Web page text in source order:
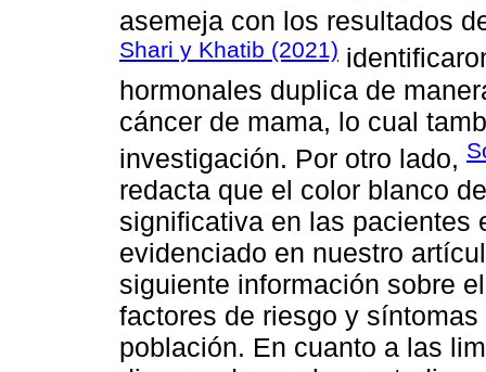
asemeja con los resultados
Shari y Khatib (2021)
hormonales duplica de
cáncer de mama, lo cual
investigación. Por otro lado,
redacta que el color blanco
significativa en las pacientes
evidenciado en nuestro
siguiente información sobre
factores de riesgo y
población. En cuanto a las